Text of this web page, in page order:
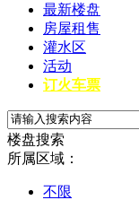
最新楼盘
房屋租售
灌水区
活动
订火车票
楼盘搜索
所属区域：
不限